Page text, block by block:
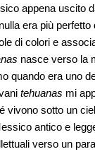
appena uscito
era più
di colori e
nasce verso la
quando era uno
tehuanas mi
vivono sotto un
antico e
verso un